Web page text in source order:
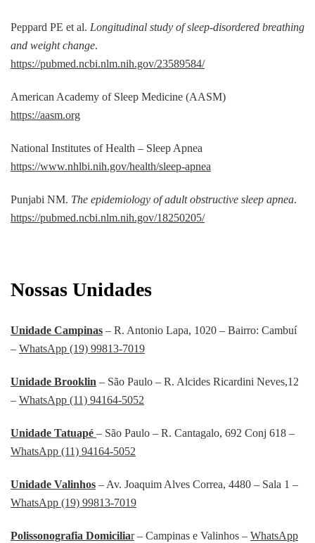
Peppard PE et al. Longitudinal study of sleep-disordered breathing
and weight change.
https://pubmed.ncbi.nlm.nih.gov/23589584/
American Academy of Sleep Medicine (AASM)
https://aasm.org
National Institutes of Health – Sleep Apnea
https://www.nhlbi.nih.gov/health/sleep-apnea
Punjabi NM. The epidemiology of adult obstructive sleep apnea.
https://pubmed.ncbi.nlm.nih.gov/18250205/
Nossas Unidades
Unidade Campinas – R. Antonio Lapa, 1020 – Bairro: Cambuí
– WhatsApp (19) 99813-7019
Unidade Brooklin – São Paulo – R. Alcides Ricardini Neves,12
– WhatsApp (11) 94164-5052
Unidade Tatuapé – São Paulo – R. Cantagalo, 692 Conj 618 –
WhatsApp (11) 94164-5052
Unidade Valinhos – Av. Joaquim Alves Correa, 4480 – Sala 1 –
WhatsApp (19) 99813-7019
Polissonografia Domiciliar– Campinas e Valinhos – WhatsApp